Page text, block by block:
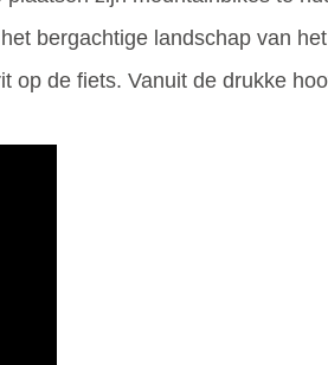
bergachtige landschap van
de fiets. Vanuit de drukke